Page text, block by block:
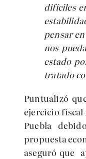
difíciles
pensar
nos
estado
tratado
Puntualizó
ejercicio fiscal
Puebla
propuesta
aseguró que